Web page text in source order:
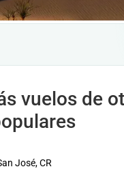
vuelos de
José, CR